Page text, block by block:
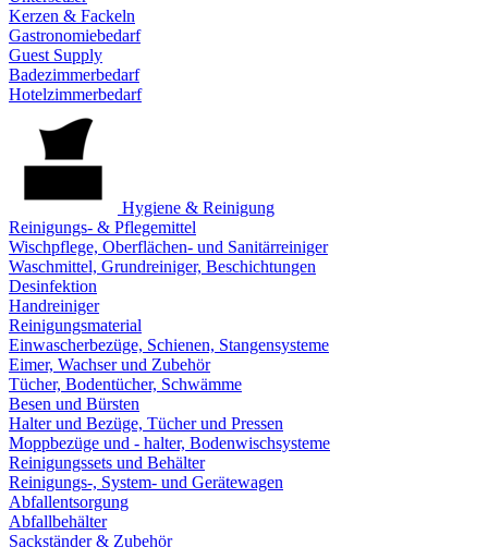
Kerzen & Fackeln
Gastronomiebedarf
Guest Supply
Badezimmerbedarf
Hotelzimmerbedarf
Hygiene & Reinigung
Reinigungs- & Pflegemittel
Wischpflege, Oberflächen- und Sanitärreiniger
Waschmittel, Grundreiniger, Beschichtungen
Desinfektion
Handreiniger
Reinigungsmaterial
Einwascherbezüge, Schienen, Stangensysteme
Eimer, Wachser und Zubehör
Tücher, Bodentücher, Schwämme
Besen und Bürsten
Halter und Bezüge, Tücher und Pressen
Moppbezüge und - halter, Bodenwischsysteme
Reinigungssets und Behälter
Reinigungs-, System- und Gerätewagen
Abfallentsorgung
Abfallbehälter
Sackständer & Zubehör